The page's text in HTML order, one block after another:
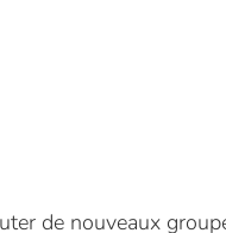
de nouveaux